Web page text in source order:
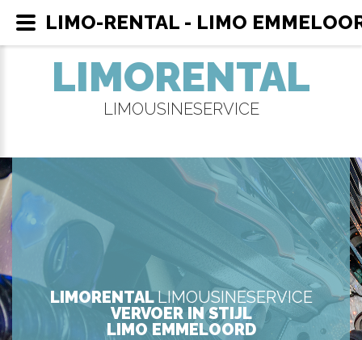
LIMORENTAL
LIMOUSINESERVICE
LIMORENTALLIMOUSINESERVICE
VERVOER IN STIJL
LIMO EMMELOORD
LIMO-RENTAL - LIMO